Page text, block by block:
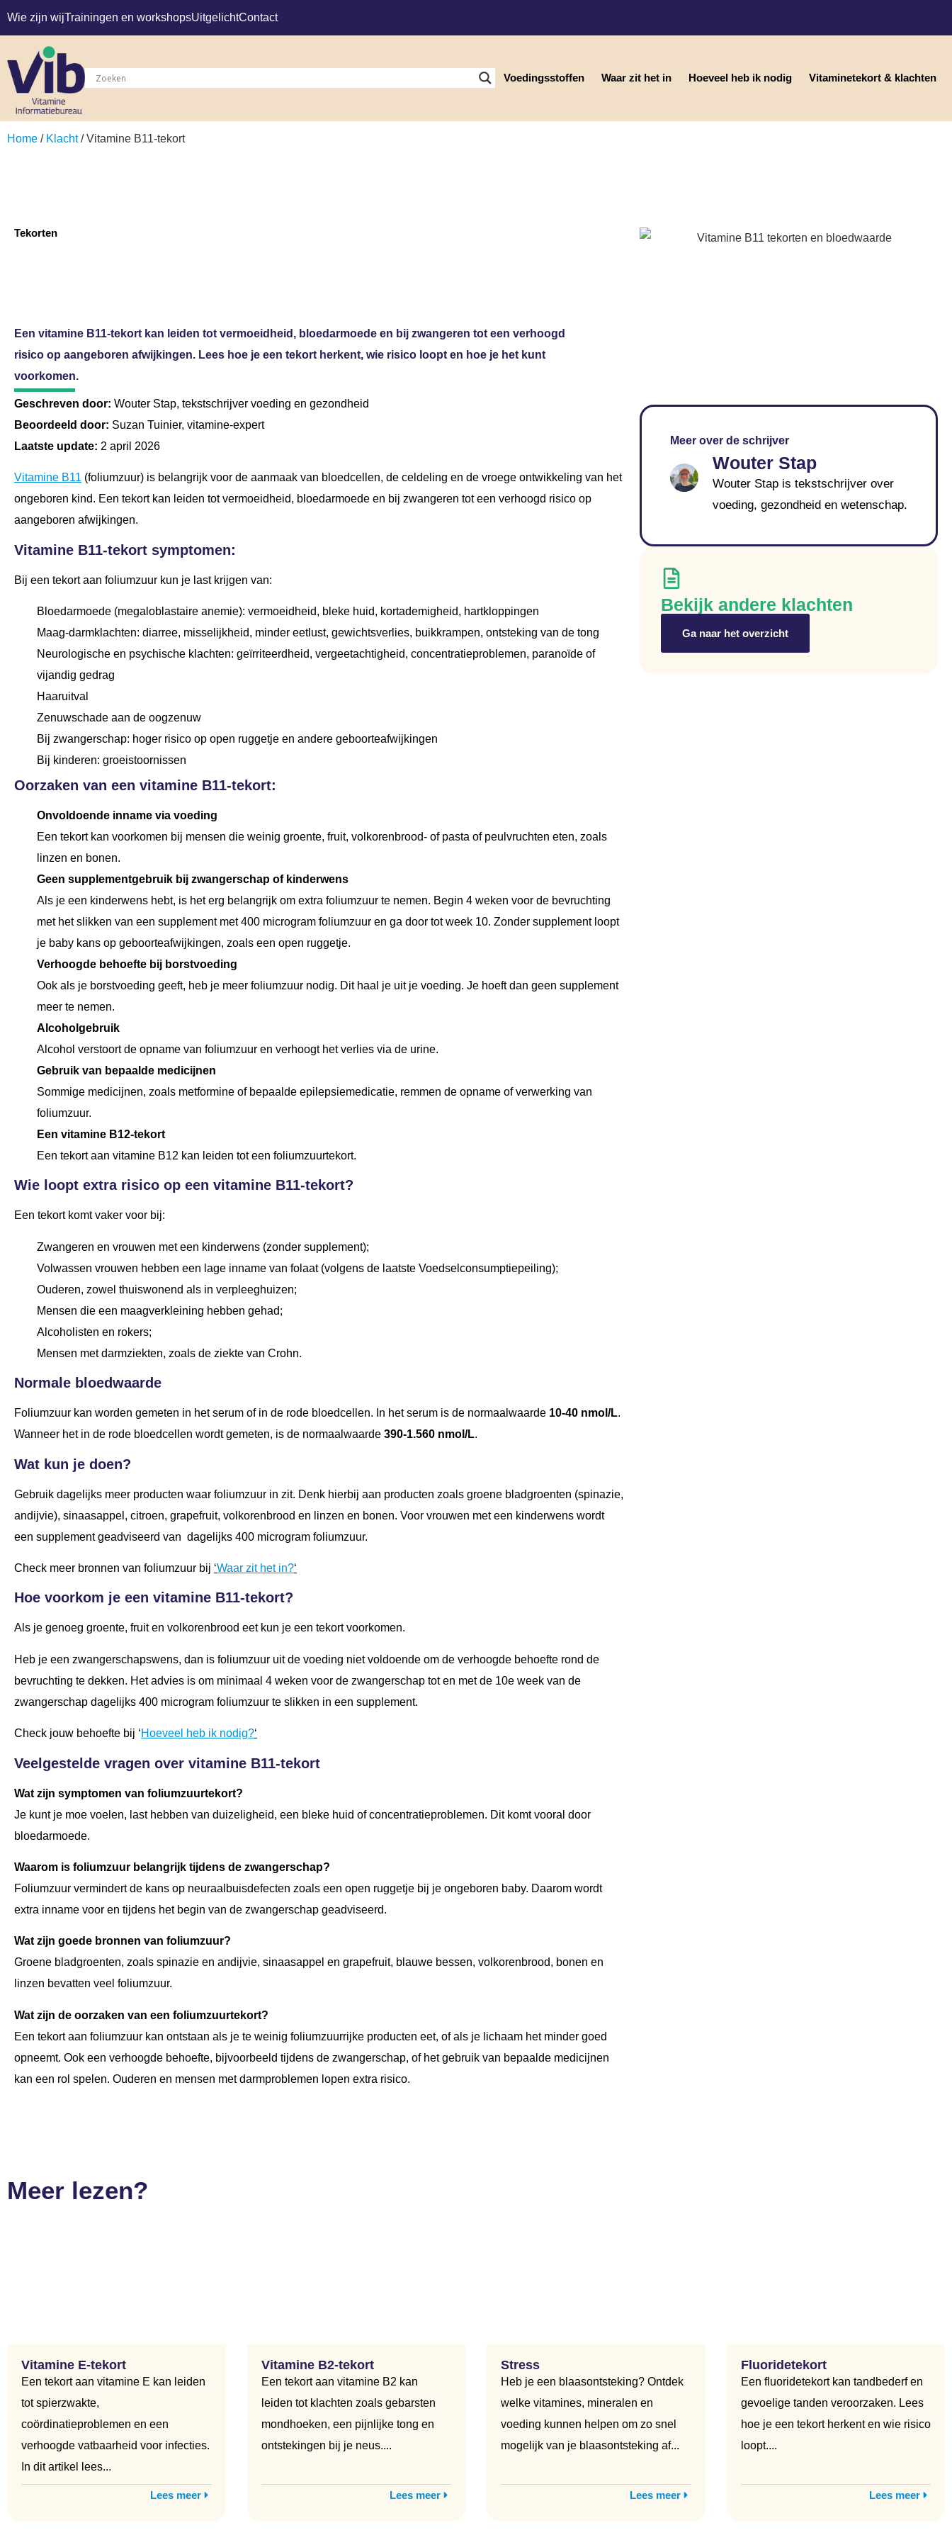
Wie zijn wijTrainingen en workshopsUitgelichtContact
Voedingsstoffen Waar zit het in Hoeveel heb ik nodig Vitaminetekort & klachten
Home / Klacht/ Vitamine B11-tekort
Tekorten
Een vitamine B11-tekort kan leiden tot vermoeidheid, bloedarmoede en bij zwangeren tot een verhoogd
risico op aangeboren afwijkingen. Lees hoe je een tekort herkent, wie risico loopt en hoe je het kunt
voorkomen.
Geschreven door: Wouter Stap, tekstschrijver voeding en gezondheid
Beoordeeld door: Suzan Tuinier, vitamine-expert
Laatste update: 2 april 2026
Vitamine B11 (foliumzuur) is belangrijk voor de aanmaak van bloedcellen, de celdeling en de vroege ontwikkeling van het
ongeboren kind. Een tekort kan leiden tot vermoeidheid, bloedarmoede en bij zwangeren tot een verhoogd risico op
aangeboren afwijkingen.
Vitamine B11-tekort symptomen:
Bij een tekort aan foliumzuur kun je last krijgen van:
Bloedarmoede (megaloblastaire anemie): vermoeidheid, bleke huid, kortademigheid, hartkloppingen
Maag-darmklachten: diarree, misselijkheid, minder eetlust, gewichtsverlies, buikkrampen, ontsteking van de tong
Neurologische en psychische klachten: geïrriteerdheid, vergeetachtigheid, concentratieproblemen, paranoïde of
vijandig gedrag
Haaruitval
Zenuwschade aan de oogzenuw
Bij zwangerschap: hoger risico op open ruggetje en andere geboorteafwijkingen
Bij kinderen: groeistoornissen
Oorzaken van een vitamine B11-tekort:
Onvoldoende inname via voeding
Een tekort kan voorkomen bij mensen die weinig groente, fruit, volkorenbrood- of pasta of peulvruchten eten, zoals
linzen en bonen.
Geen supplementgebruik bij zwangerschap of kinderwens
Als je een kinderwens hebt, is het erg belangrijk om extra foliumzuur te nemen. Begin 4 weken voor de bevruchting
met het slikken van een supplement met 400 microgram foliumzuur en ga door tot week 10. Zonder supplement loopt
je baby kans op geboorteafwijkingen, zoals een open ruggetje.
Verhoogde behoefte bij borstvoeding
Ook als je borstvoeding geeft, heb je meer foliumzuur nodig. Dit haal je uit je voeding. Je hoeft dan geen supplement
meer te nemen.
Alcoholgebruik
Alcohol verstoort de opname van foliumzuur en verhoogt het verlies via de urine.
Gebruik van bepaalde medicijnen
Sommige medicijnen, zoals metformine of bepaalde epilepsiemedicatie, remmen de opname of verwerking van
foliumzuur.
Een vitamine B12-tekort
Een tekort aan vitamine B12 kan leiden tot een foliumzuurtekort.
Wie loopt extra risico op een vitamine B11-tekort?
Een tekort komt vaker voor bij:
Zwangeren en vrouwen met een kinderwens (zonder supplement);
Volwassen vrouwen hebben een lage inname van folaat (volgens de laatste Voedselconsumptiepeiling);
Ouderen, zowel thuiswonend als in verpleeghuizen;
Mensen die een maagverkleining hebben gehad;
Alcoholisten en rokers;
Mensen met darmziekten, zoals de ziekte van Crohn.
Normale bloedwaarde
Foliumzuur kan worden gemeten in het serum of in de rode bloedcellen. In het serum is de normaalwaarde 10-40 nmol/L.
Wanneer het in de rode bloedcellen wordt gemeten, is de normaalwaarde 390-1.560 nmol/L.
Wat kun je doen?
Gebruik dagelijks meer producten waar foliumzuur in zit. Denk hierbij aan producten zoals groene bladgroenten (spinazie,
andijvie), sinaasappel, citroen, grapefruit, volkorenbrood en linzen en bonen. Voor vrouwen met een kinderwens wordt
een supplement geadviseerd van dagelijks 400 microgram foliumzuur.
Check meer bronnen van foliumzuur bij ‘Waar zit het in?‘
Hoe voorkom je een vitamine B11-tekort?
Als je genoeg groente, fruit en volkorenbrood eet kun je een tekort voorkomen.
Heb je een zwangerschapswens, dan is foliumzuur uit de voeding niet voldoende om de verhoogde behoefte rond de
bevruchting te dekken. Het advies is om minimaal 4 weken voor de zwangerschap tot en met de 10e week van de
zwangerschap dagelijks 400 microgram foliumzuur te slikken in een supplement.
Check jouw behoefte bij ‘Hoeveel heb ik nodig?‘
Veelgestelde vragen over vitamine B11-tekort
Wat zijn symptomen van foliumzuurtekort?
Je kunt je moe voelen, last hebben van duizeligheid, een bleke huid of concentratieproblemen. Dit komt vooral door
bloedarmoede.
Waarom is foliumzuur belangrijk tijdens de zwangerschap?
Foliumzuur vermindert de kans op neuraalbuisdefecten zoals een open ruggetje bij je ongeboren baby. Daarom wordt
extra inname voor en tijdens het begin van de zwangerschap geadviseerd.
Wat zijn goede bronnen van foliumzuur?
Groene bladgroenten, zoals spinazie en andijvie, sinaasappel en grapefruit, blauwe bessen, volkorenbrood, bonen en
linzen bevatten veel foliumzuur.
Wat zijn de oorzaken van een foliumzuurtekort?
Een tekort aan foliumzuur kan ontstaan als je te weinig foliumzuurrijke producten eet, of als je lichaam het minder goed
opneemt. Ook een verhoogde behoefte, bijvoorbeeld tijdens de zwangerschap, of het gebruik van bepaalde medicijnen
kan een rol spelen. Ouderen en mensen met darmproblemen lopen extra risico.
Meer over de schrijver
Wouter Stap
Wouter Stap is tekstschrijver over
voeding, gezondheid en wetenschap.
Bekijk andere klachten
Ga naar het overzicht
Meer lezen?
Vitamine E-tekort
Een tekort aan vitamine E kan leiden
tot spierzwakte,
coördinatieproblemen en een
verhoogde vatbaarheid voor infecties.
In dit artikel lees...
Lees meer
Vitamine B2-tekort
Een tekort aan vitamine B2 kan
leiden tot klachten zoals gebarsten
mondhoeken, een pijnlijke tong en
ontstekingen bij je neus....
Lees meer
Stress
Heb je een blaasontsteking? Ontdek
welke vitamines, mineralen en
voeding kunnen helpen om zo snel
mogelijk van je blaasontsteking af...
Lees meer
Fluoridetekort
Een fluoridetekort kan tandbederf en
gevoelige tanden veroorzaken. Lees
hoe je een tekort herkent en wie risico
loopt....
Lees meer